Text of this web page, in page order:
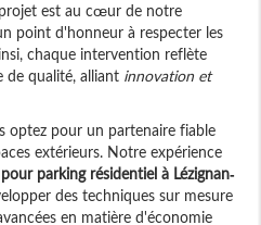
est au cœur de notre
point d'honneur à respecter les
chaque intervention reflète
qualité, alliant innovation et
optez pour un partenaire fiable
extérieurs. Notre expérience
parking résidentiel à Lézignan-
des techniques sur mesure
en matière d'économie